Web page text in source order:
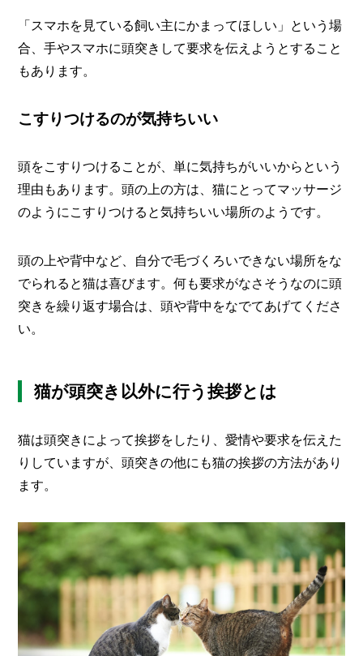
「スマホを見ている飼い主にかまってほしい」という場
合、手やスマホに頭突きして要求を伝えようとすること
もあります。
こすりつけるのが気持ちいい
頭をこすりつけることが、単に気持ちがいいからという
理由もあります。頭の上の方は、猫にとってマッサージ
のようにこすりつけると気持ちいい場所のようです。
頭の上や背中など、自分で毛づくろいできない場所をな
でられると猫は喜びます。何も要求がなさそうなのに頭
突きを繰り返す場合は、頭や背中をなでてあげてくださ
い。
猫が頭突き以外に行う挨拶とは
猫は頭突きによって挨拶をしたり、愛情や要求を伝えた
りしていますが、頭突きの他にも猫の挨拶の方法があり
ます。